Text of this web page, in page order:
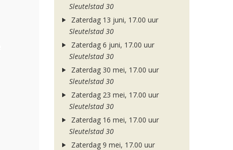
Sleutelstad 30
Zaterdag 13 juni, 17.00 uur
Sleutelstad 30
Zaterdag 6 juni, 17.00 uur
Sleutelstad 30
Zaterdag 30 mei, 17.00 uur
Sleutelstad 30
Zaterdag 23 mei, 17.00 uur
Sleutelstad 30
Zaterdag 16 mei, 17.00 uur
Sleutelstad 30
Zaterdag 9 mei, 17.00 uur